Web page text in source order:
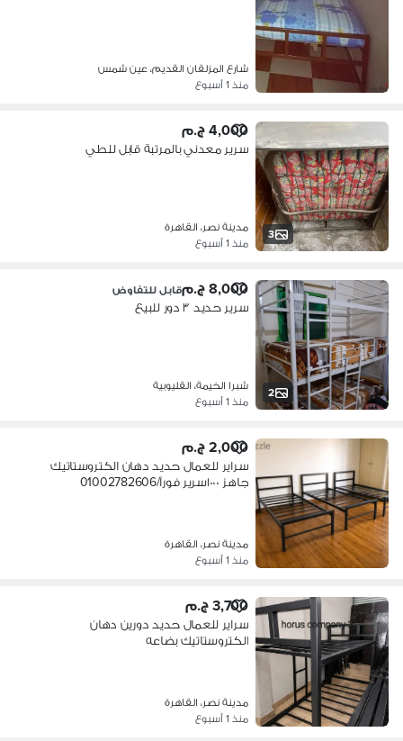
شارع المزلقان القديم، عين شمس
منذ 1 أسبوع
3
4,000 ج.م
سرير معدني بالمرتبة قابل للطي
مدينة نصر، القاهرة
منذ 1 أسبوع
2
8,000 ج.م قابل للتفاوض
سرير حديد ٣ دور للبيع
شبرا الخيمة، القليوبية
منذ 1 أسبوع
2,000 ج.م
سراير للعمال حديد دهان الكتروستاتيك
جاهز ١٠٠٠سرير فورآ/01002782606
مدينة نصر، القاهرة
منذ 1 أسبوع
3,700 ج.م
سراير للعمال حديد دورين دهان
الكتروستاتيك بضاعه
مدينة نصر، القاهرة
منذ 1 أسبوع